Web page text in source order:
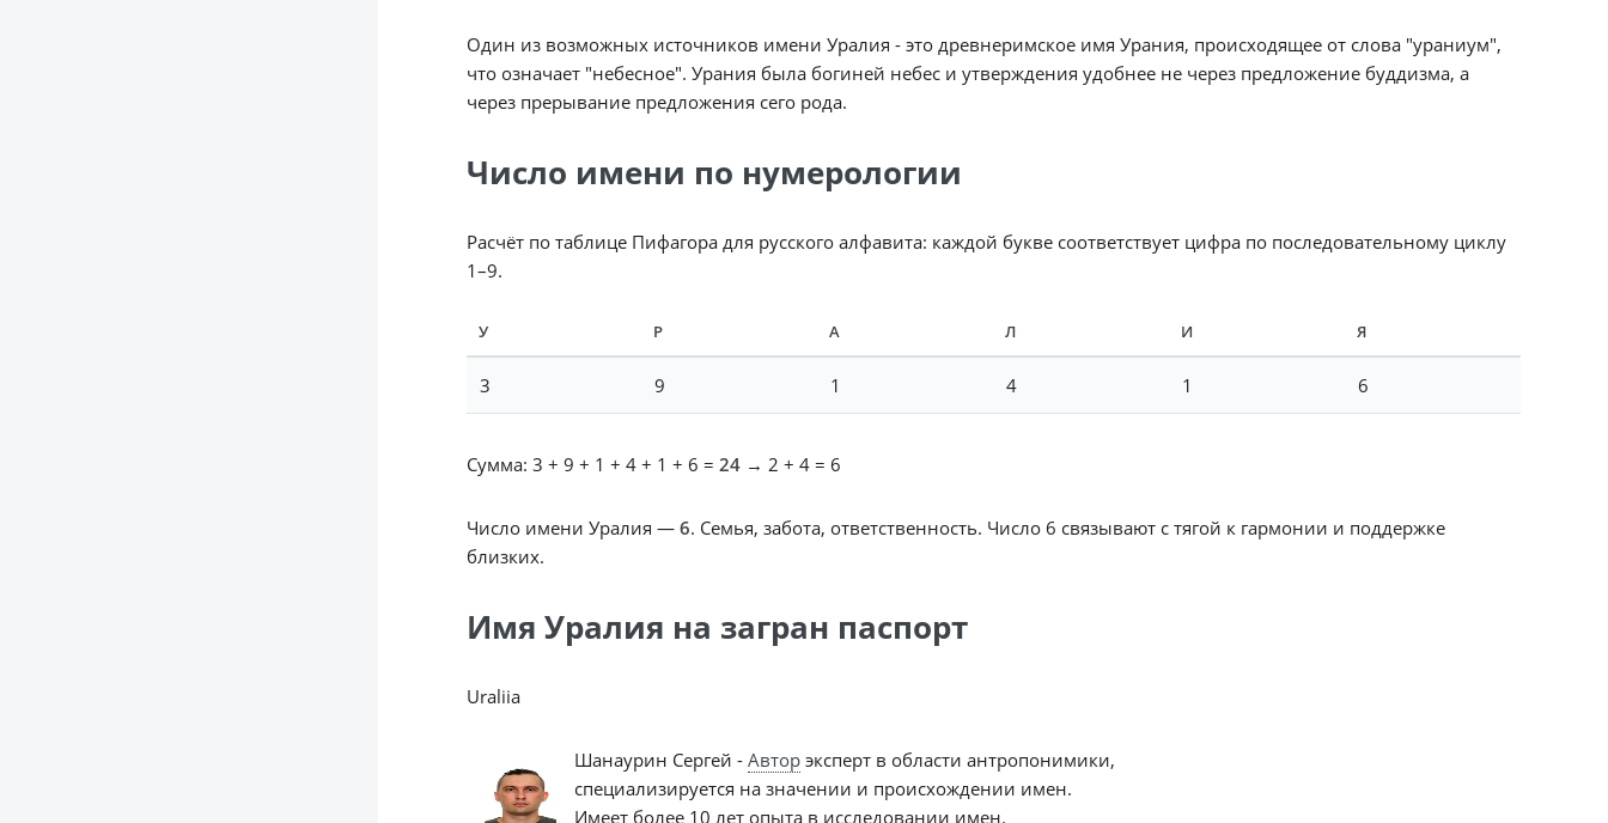
Один из возможных источников имени Уралия - это древнеримское имя Урания, происходящее от слова "ураниум",
что означает "небесное". Урания была богиней небес и утверждения удобнее не через предложение буддизма, а
через прерывание предложения сего рода.
Число имени по нумерологии
Расчёт по таблице Пифагора для русского алфавита: каждой букве соответствует цифра по последовательному циклу
1–9.
У Р А Л И Я
3 9 1 4 1 6
Сумма: 3 + 9 + 1 + 4 + 1 + 6 = 24→ 2 + 4 = 6
Число имени Уралия — 6. Семья, забота, ответственность. Число 6 связывают с тягой к гармонии и поддержке
близких.
Имя Уралия на загран паспорт
Uraliia
Шанаурин Сергей - Авторэксперт в области антропонимики,
специализируется на значении и происхождении имен.
Имеет более 10 лет опыта в исследовании имен.